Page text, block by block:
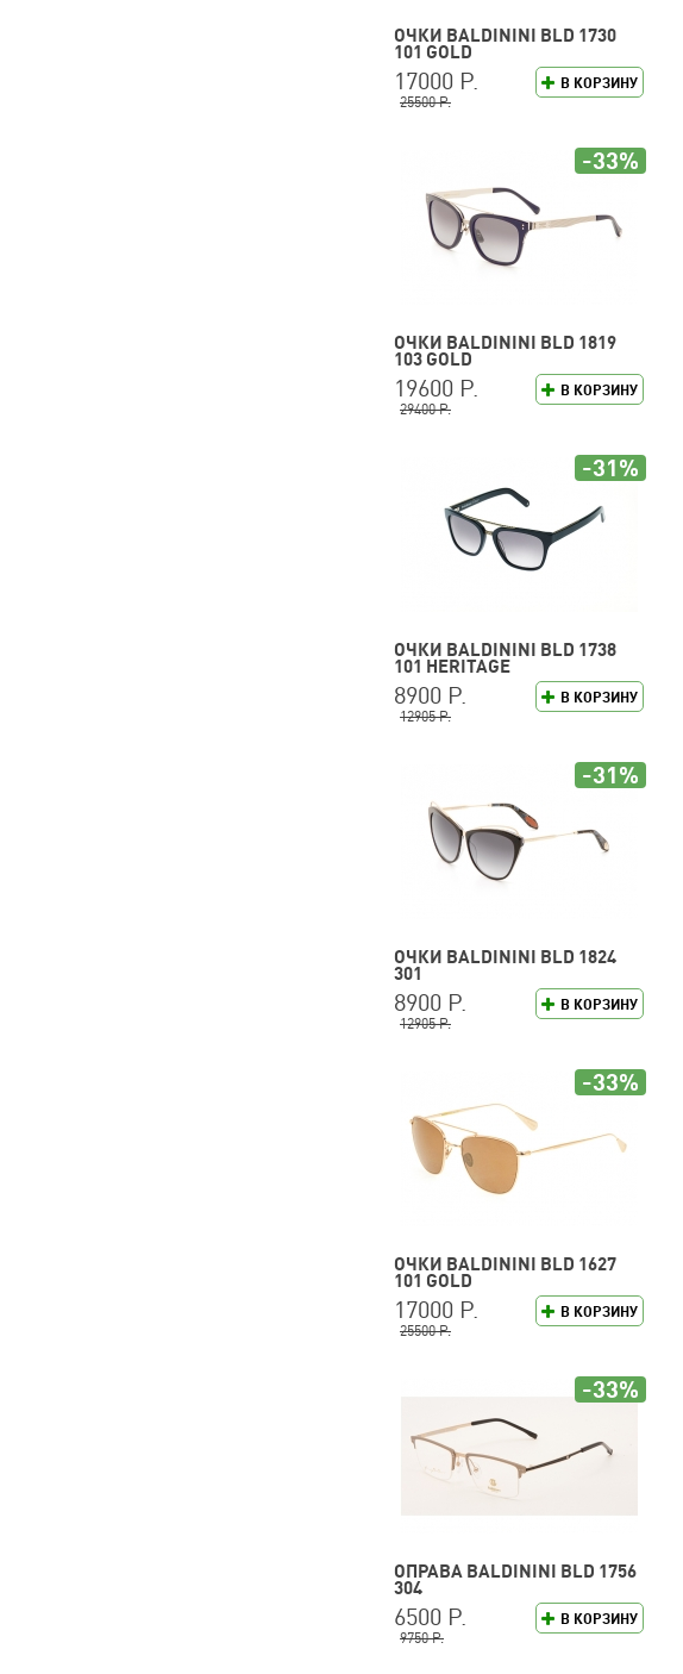
ОЧКИ BALDININI BLD 1730
101 GOLD
В КОРЗИНУ
17000 Р.
25500 Р.
ОЧКИ BALDININI BLD 1819
103 GOLD
В КОРЗИНУ
19600 Р.
29400 Р.
-33%
ОЧКИ BALDININI BLD 1738
101 HERITAGE
В КОРЗИНУ
8900 Р.
12905 Р.
-31%
ОЧКИ BALDININI BLD 1824
301
В КОРЗИНУ
8900 Р.
12905 Р.
-31%
ОЧКИ BALDININI BLD 1627
101 GOLD
В КОРЗИНУ
17000 Р.
25500 Р.
-33%
ОПРАВА BALDININI BLD 1756
304
В КОРЗИНУ
6500 Р.
9750 Р.
-33%